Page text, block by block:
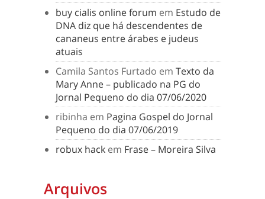
buy cialis online forum em Estudo de
DNA diz que há descendentes de
cananeus entre árabes e judeus
atuais
Camila Santos Furtado em Texto da
Mary Anne – publicado na PG do
Jornal Pequeno do dia 07/06/2020
ribinha em Pagina Gospel do Jornal
Pequeno do dia 07/06/2019
robux hack em Frase – Moreira Silva
Arquivos